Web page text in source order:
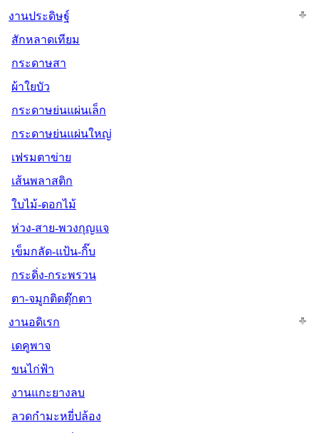
งานประดิษฐ์
สักหลาดเทียม
กระดาษสา
ผ้าใยบัว
กระดาษย่นแผ่นเล็ก
กระดาษย่นแผ่นใหญ่
เฟรมตาข่าย
เส้นพลาสติก
ใบไม้-ดอกไม้
ห่วง-สาย-พวงกุญแจ
เข็มกลัด-แป้น-กิ๊บ
กระดิ่ง-กระพรวน
ตา-จมูกติดตุ๊กตา
งานอดิเรก
เดคูพาจ
ขนไก่ฟ้า
งานแกะยางลบ
ลวดกำมะหยี่ปล้อง